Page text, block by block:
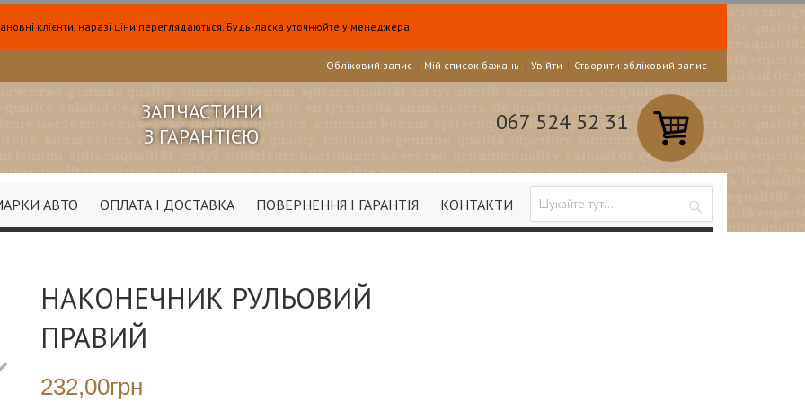
клієнти, наразі ціни переглядаються. Будь-ласка уточнюйте у менеджера.
Обліковий запис Мій список бажань Увійти Створити обліковий запис
ЗАПЧАСТИНИ
З ГАРАНТІЄЮ
067 524 52 31
КОНТАКТИ
ПОВЕРНЕННЯ І ГАРАНТІЯ
ОПЛАТА І ДОСТАВКА
АВТО
НАКОНЕЧНИК РУЛЬОВИЙ
ПРАВИЙ
232,00грн